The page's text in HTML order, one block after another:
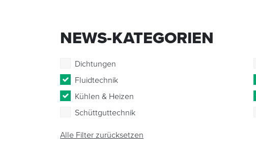
NEWS-KATEGORIEN
Dichtungen
Fluidtechnik
Kühlen & Heizen
Schüttguttechnik
Alle Filter zurücksetzen